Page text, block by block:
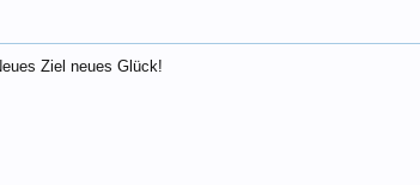
Ziel neues Glück!